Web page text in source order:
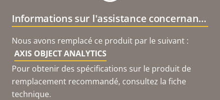
Informations sur l'assistance concernant le produit
Nous avons remplacé ce produit par le suivant :
AXIS OBJECT ANALYTICS
Pour obtenir des spécifications sur le produit de
remplacement recommandé, consultez la fiche
technique.